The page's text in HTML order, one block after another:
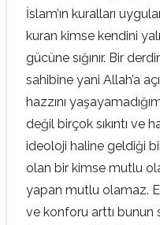
İslam’ın kuralları
kuran kimse kendini
gücüne sığınır. Bir
sahibine yani Allah’a
hazzını
değil birçok sıkıntı ve
ideoloji haline geldiği
olan bir kimse mutlu
yapan mutlu olamaz.
ve konforu arttı bunun